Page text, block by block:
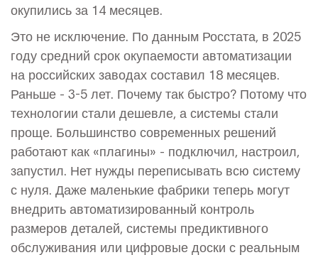
окупились за 14 месяцев.
Это не исключение. По данным Росстата, в 2025
году средний срок окупаемости автоматизации
на российских заводах составил 18 месяцев.
Раньше - 3-5 лет. Почему так быстро? Потому что
технологии стали дешевле, а системы стали
проще. Большинство современных решений
работают как «плагины» - подключил, настроил,
запустил. Нет нужды переписывать всю систему
с нуля. Даже маленькие фабрики теперь могут
внедрить автоматизированный контроль
размеров деталей, системы предиктивного
обслуживания или цифровые доски с реальным